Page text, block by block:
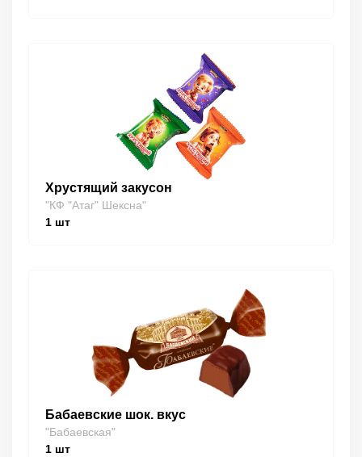
Хрустящий закусон
"КФ "Атаг" Шексна"
1 шт
Бабаевские шок. вкус
"Бабаевская"
1 шт